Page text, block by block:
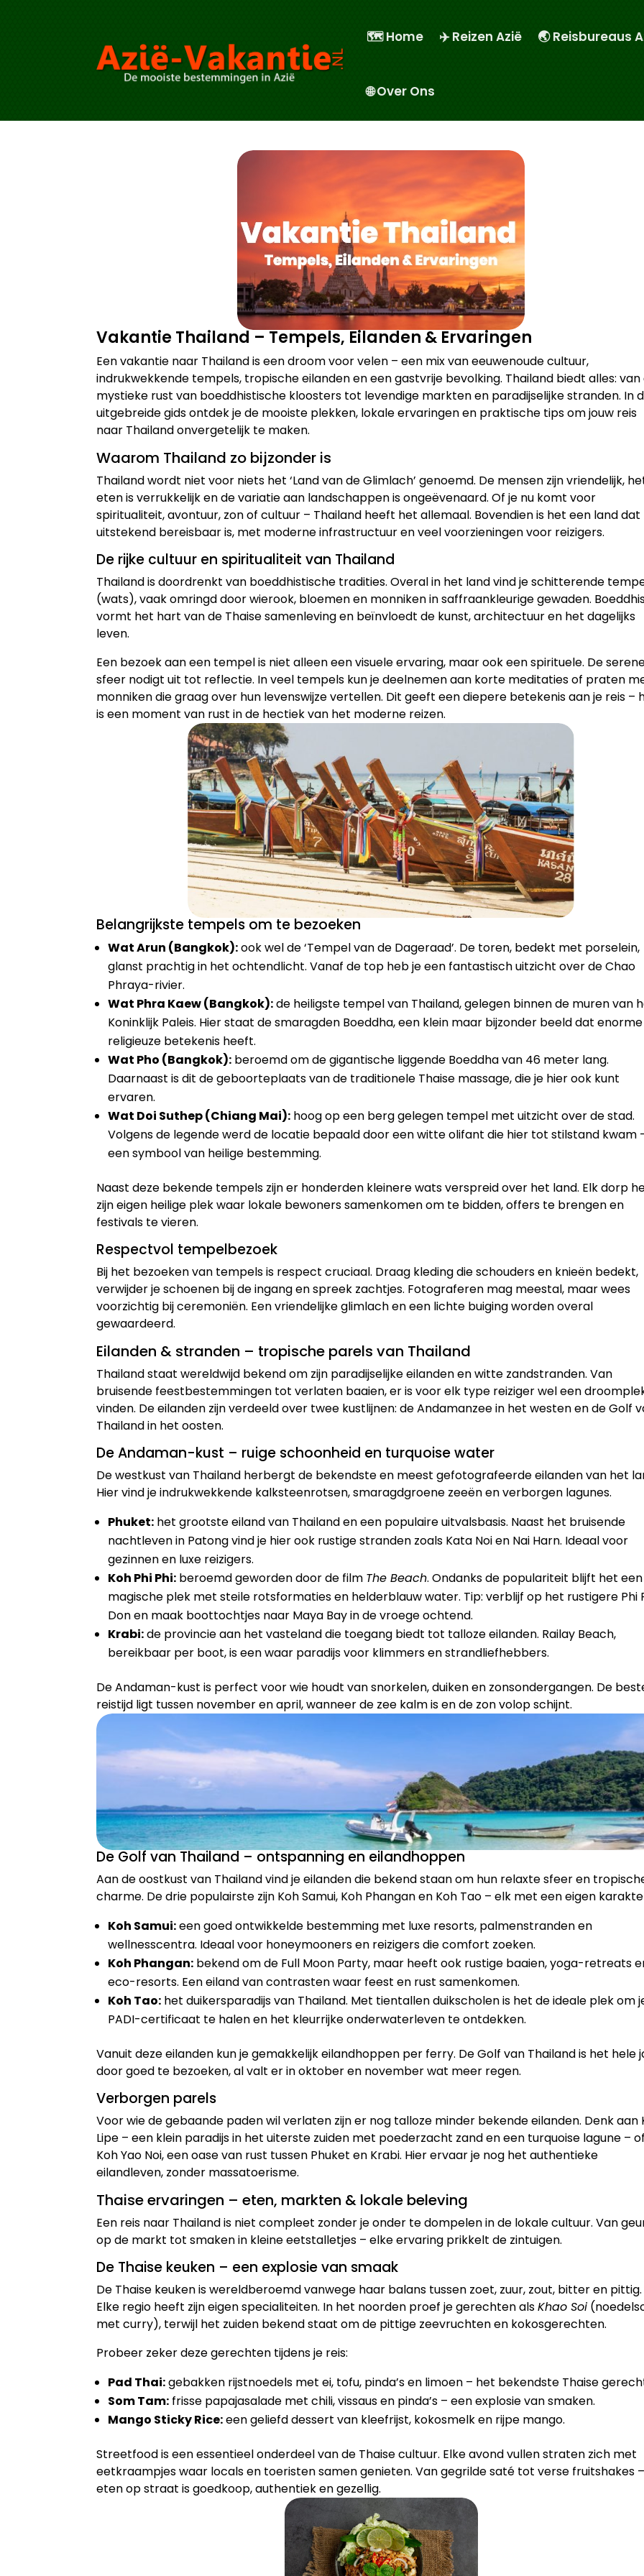
🗺️ Home ✈️ Reizen Azië 🌏 Reisbureaus
🌐 Over Ons
Vakantie Thailand – Tempels, Eilanden & Ervaringen
Een vakantie naar Thailand is een droom voor velen – een mix van eeuwenoude cultuur,
indrukwekkende tempels, tropische eilanden en een gastvrije bevolking. Thailand biedt alles: van
mystieke rust van boeddhistische kloosters tot levendige markten en paradijselijke stranden. In
uitgebreide gids ontdek je de mooiste plekken, lokale ervaringen en praktische tips om jouw reis
naar Thailand onvergetelijk te maken.
Waarom Thailand zo bijzonder is
Thailand wordt niet voor niets het ‘Land van de Glimlach’ genoemd. De mensen zijn vriendelijk,
eten is verrukkelijk en de variatie aan landschappen is ongeëvenaard. Of je nu komt voor
spiritualiteit, avontuur, zon of cultuur – Thailand heeft het allemaal. Bovendien is het een land dat
uitstekend bereisbaar is, met moderne infrastructuur en veel voorzieningen voor reizigers.
De rijke cultuur en spiritualiteit van Thailand
Thailand is doordrenkt van boeddhistische tradities. Overal in het land vind je schitterende
(wats), vaak omringd door wierook, bloemen en monniken in saffraankleurige gewaden.
vormt het hart van de Thaise samenleving en beïnvloedt de kunst, architectuur en het dagelijks
leven.
Een bezoek aan een tempel is niet alleen een visuele ervaring, maar ook een spirituele. De
sfeer nodigt uit tot reflectie. In veel tempels kun je deelnemen aan korte meditaties of praten
monniken die graag over hun levenswijze vertellen. Dit geeft een diepere betekenis aan je reis –
is een moment van rust in de hectiek van het moderne reizen.
Belangrijkste tempels om te bezoeken
Wat Arun (Bangkok):ook wel de ‘Tempel van de Dageraad’. De toren, bedekt met porselein,
glanst prachtig in het ochtendlicht. Vanaf de top heb je een fantastisch uitzicht over de Chao
Phraya-rivier.
Wat Phra Kaew (Bangkok):de heiligste tempel van Thailand, gelegen binnen de muren van
Koninklijk Paleis. Hier staat de smaragden Boeddha, een klein maar bijzonder beeld dat enorme
religieuze betekenis heeft.
Wat Pho (Bangkok): beroemd om de gigantische liggende Boeddha van 46 meter lang.
Daarnaast is dit de geboorteplaats van de traditionele Thaise massage, die je hier ook kunt
ervaren.
Wat Doi Suthep (Chiang Mai): hoog op een berg gelegen tempel met uitzicht over de stad.
Volgens de legende werd de locatie bepaald door een witte olifant die hier tot stilstand kwam
een symbool van heilige bestemming.
Naast deze bekende tempels zijn er honderden kleinere wats verspreid over het land. Elk dorp
zijn eigen heilige plek waar lokale bewoners samenkomen om te bidden, offers te brengen en
festivals te vieren.
Respectvol tempelbezoek
Bij het bezoeken van tempels is respect cruciaal. Draag kleding die schouders en knieën bedekt,
verwijder je schoenen bij de ingang en spreek zachtjes. Fotograferen mag meestal, maar wees
voorzichtig bij ceremoniën. Een vriendelijke glimlach en een lichte buiging worden overal
gewaardeerd.
Eilanden & stranden – tropische parels van Thailand
Thailand staat wereldwijd bekend om zijn paradijselijke eilanden en witte zandstranden. Van
bruisende feestbestemmingen tot verlaten baaien, er is voor elk type reiziger wel een
vinden. De eilanden zijn verdeeld over twee kustlijnen: de Andamanzee in het westen en de Golf
Thailand in het oosten.
De Andaman-kust – ruige schoonheid en turquoise water
De westkust van Thailand herbergt de bekendste en meest gefotografeerde eilanden van het
Hier vind je indrukwekkende kalksteenrotsen, smaragdgroene zeeën en verborgen lagunes.
Phuket: het grootste eiland van Thailand en een populaire uitvalsbasis. Naast het bruisende
nachtleven in Patong vind je hier ook rustige stranden zoals Kata Noi en Nai Harn. Ideaal voor
gezinnen en luxe reizigers.
Koh Phi Phi: beroemd geworden door de film The Beach. Ondanks de populariteit blijft het een
magische plek met steile rotsformaties en helderblauw water. Tip: verblijf op het rustigere Phi
Don en maak boottochtjes naar Maya Bay in de vroege ochtend.
Krabi:de provincie aan het vasteland die toegang biedt tot talloze eilanden. Railay Beach,
bereikbaar per boot, is een waar paradijs voor klimmers en strandliefhebbers.
De Andaman-kust is perfect voor wie houdt van snorkelen, duiken en zonsondergangen. De
reistijd ligt tussen november en april, wanneer de zee kalm is en de zon volop schijnt.
De Golf van Thailand – ontspanning en eilandhoppen
Aan de oostkust van Thailand vind je eilanden die bekend staan om hun relaxte sfeer en
charme. De drie populairste zijn Koh Samui, Koh Phangan en Koh Tao – elk met een eigen
Koh Samui:een goed ontwikkelde bestemming met luxe resorts, palmenstranden en
wellnesscentra. Ideaal voor honeymooners en reizigers die comfort zoeken.
Koh Phangan: bekend om de Full Moon Party, maar heeft ook rustige baaien, yoga-retreats
eco-resorts. Een eiland van contrasten waar feest en rust samenkomen.
Koh Tao: het duikersparadijs van Thailand. Met tientallen duikscholen is het de ideale plek om
PADI-certificaat te halen en het kleurrijke onderwaterleven te ontdekken.
Vanuit deze eilanden kun je gemakkelijk eilandhoppen per ferry. De Golf van Thailand is het hele
door goed te bezoeken, al valt er in oktober en november wat meer regen.
Verborgen parels
Voor wie de gebaande paden wil verlaten zijn er nog talloze minder bekende eilanden. Denk aan
Lipe – een klein paradijs in het uiterste zuiden met poederzacht zand en een turquoise lagune – of
Koh Yao Noi, een oase van rust tussen Phuket en Krabi. Hier ervaar je nog het authentieke
eilandleven, zonder massatoerisme.
Thaise ervaringen – eten, markten & lokale beleving
Een reis naar Thailand is niet compleet zonder je onder te dompelen in de lokale cultuur. Van
op de markt tot smaken in kleine eetstalletjes – elke ervaring prikkelt de zintuigen.
De Thaise keuken – een explosie van smaak
De Thaise keuken is wereldberoemd vanwege haar balans tussen zoet, zuur, zout, bitter en pittig.
Elke regio heeft zijn eigen specialiteiten. In het noorden proef je gerechten alsKhao Soi
met curry), terwijl het zuiden bekend staat om de pittige zeevruchten en kokosgerechten.
Probeer zeker deze gerechten tijdens je reis:
Pad Thai:gebakken rijstnoedels met ei, tofu, pinda’s en limoen – het bekendste Thaise
Som Tam: frisse papajasalade met chili, vissaus en pinda’s – een explosie van smaken.
Mango Sticky Rice:een geliefd dessert van kleefrijst, kokosmelk en rijpe mango.
Streetfood is een essentieel onderdeel van de Thaise cultuur. Elke avond vullen straten zich met
eetkraampjes waar locals en toeristen samen genieten. Van gegrilde saté tot verse fruitshakes –
eten op straat is goedkoop, authentiek en gezellig.